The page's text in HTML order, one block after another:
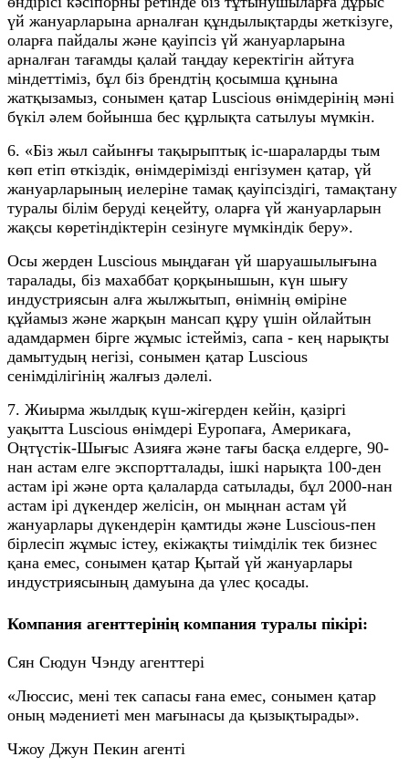
үй жануарларына арналған құндылықтарды жеткізуге,
оларға пайдалы және қауіпсіз үй жануарларына
арналған тағамды қалай таңдау керектігін айтуға
міндеттіміз, бұл біз брендтің қосымша құнына
жатқызамыз, сонымен қатар Luscious өнімдерінің мәні
бүкіл әлем бойынша бес құрлықта сатылуы мүмкін.
6. «Біз жыл сайынғы тақырыптық іс-шараларды тым
көп етіп өткіздік, өнімдерімізді енгізумен қатар, үй
жануарларының иелеріне тамақ қауіпсіздігі, тамақтану
туралы білім беруді кеңейту, оларға үй жануарларын
жақсы көретіндіктерін сезінуге мүмкіндік беру».
Осы жерден Luscious мыңдаған үй шаруашылығына
таралады, біз махаббат қорқынышын, күн шығу
индустриясын алға жылжытып, өнімнің өміріне
құйамыз және жарқын мансап құру үшін ойлайтын
адамдармен бірге жұмыс істейміз, сапа - кең нарықты
дамытудың негізі, сонымен қатар Luscious
сенімділігінің жалғыз дәлелі.
7. Жиырма жылдық күш-жігерден кейін, қазіргі
уақытта Luscious өнімдері Еуропаға, Америкаға,
Оңтүстік-Шығыс Азияға және тағы басқа елдерге, 90-
нан астам елге экспортталады, ішкі нарықта 100-ден
астам ірі және орта қалаларда сатылады, бұл 2000-нан
астам ірі дүкендер желісін, он мыңнан астам үй
жануарлары дүкендерін қамтиды және Luscious-пен
бірлесіп жұмыс істеу, екіжақты тиімділік тек бизнес
қана емес, сонымен қатар Қытай үй жануарлары
индустриясының дамуына да үлес қосады.
Компания агенттерінің компания туралы пікірі:
Сян Сюдун Чэнду агенттері
«Люссис, мені тек сапасы ғана емес, сонымен қатар
оның мәдениеті мен мағынасы да қызықтырады».
Чжоу Джун Пекин агенті